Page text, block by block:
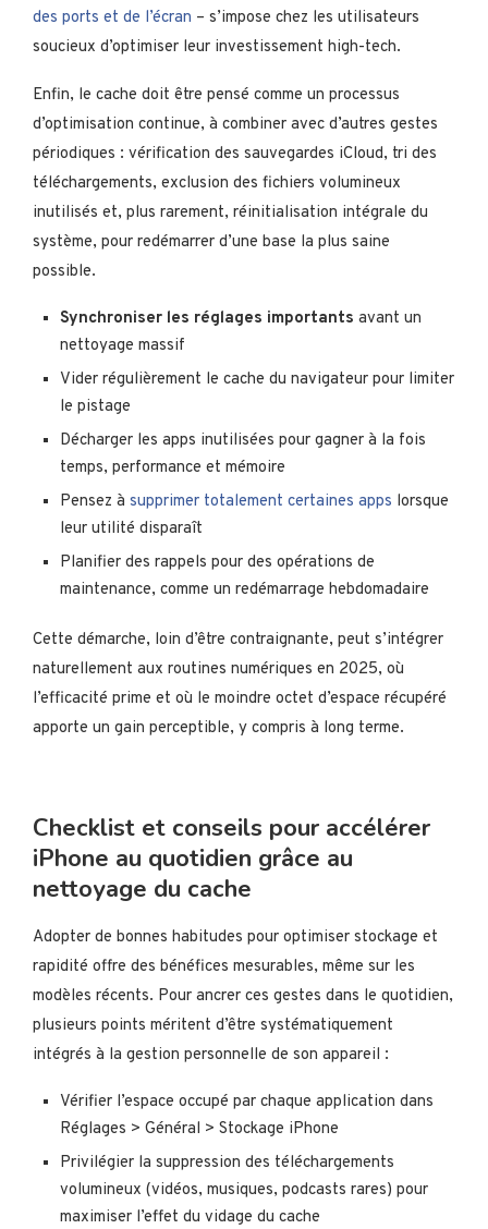
des ports et de l’écran – s’impose chez les utilisateurs
soucieux d’optimiser leur investissement high-tech.
Enfin, le cache doit être pensé comme un processus
d’optimisation continue, à combiner avec d’autres gestes
périodiques : vérification des sauvegardes iCloud, tri des
téléchargements, exclusion des fichiers volumineux
inutilisés et, plus rarement, réinitialisation intégrale du
système, pour redémarrer d’une base la plus saine
possible.
Synchroniser les réglages importants avant un
nettoyage massif
Vider régulièrement le cache du navigateur pour limiter
le pistage
Décharger les apps inutilisées pour gagner à la fois
temps, performance et mémoire
Pensez à supprimer totalement certaines apps lorsque
leur utilité disparaît
Planifier des rappels pour des opérations de
maintenance, comme un redémarrage hebdomadaire
Cette démarche, loin d’être contraignante, peut s’intégrer
naturellement aux routines numériques en 2025, où
l’efficacité prime et où le moindre octet d’espace récupéré
apporte un gain perceptible, y compris à long terme.
Checklist et conseils pour accélérer
iPhone au quotidien grâce au
nettoyage du cache
Adopter de bonnes habitudes pour optimiser stockage et
rapidité offre des bénéfices mesurables, même sur les
modèles récents. Pour ancrer ces gestes dans le quotidien,
plusieurs points méritent d’être systématiquement
intégrés à la gestion personnelle de son appareil :
Vérifier l’espace occupé par chaque application dans
Réglages > Général > Stockage iPhone
Privilégier la suppression des téléchargements
volumineux (vidéos, musiques, podcasts rares) pour
maximiser l’effet du vidage du cache